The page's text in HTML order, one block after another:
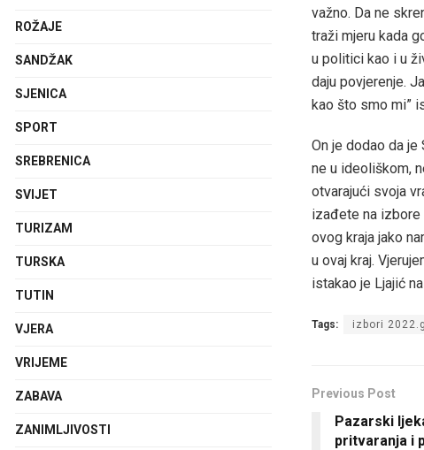
važno. Da ne
traži mjeru kada
u politici kao i u
daju povjerenje.
kao što smo mi”
On je dodao da je
ne u ideoliškom,
otvarajući svoja
izađete na izbore
ovog kraja jako
u ovaj kraj.
istakao je Ljajić
Tags: izbori
Previous Post
Pazarski
pritvaranja i
ROŽAJE
SANDŽAK
SJENICA
SPORT
SREBRENICA
SVIJET
TURIZAM
TURSKA
TUTIN
VJERA
VRIJEME
ZABAVA
ZANIMLJIVOSTI